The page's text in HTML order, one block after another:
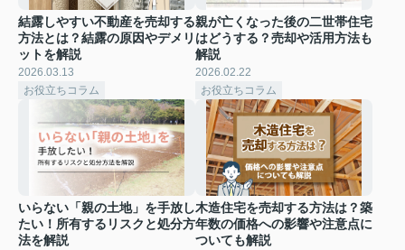
結露しやすい不動産を売却する
方法とは？結露の原因やデメリ
ットを解説
2026.03.13
お役立ちコラム
親が亡くなった後の二世帯住宅
はどうする？売却や活用方法も
解説
2026.02.22
お役立ちコラム
いらない「親の土地」を手放し
たい！所有するリスクと処分方
法を解説
木造住宅を売却する方法は？築
年数の価格への影響や注意点に
ついても解説